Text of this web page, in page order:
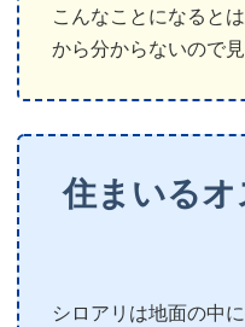
こんなことになると
から分からないので見
住まいる
シロアリは地面の中